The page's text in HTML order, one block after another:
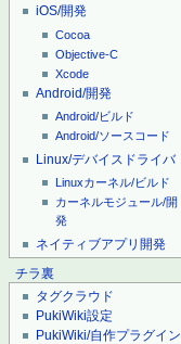
iOS/開発
Cocoa
Objective-C
Xcode
Android/開発
Android/ビルド
Android/ソースコード
Linux/デバイスドライバ
Linuxカーネル/ビルド
カーネルモジュール/開
発
ネイティブアプリ開発
チラ裏
タグクラウド
PukiWiki設定
PukiWiki/自作プラグイン